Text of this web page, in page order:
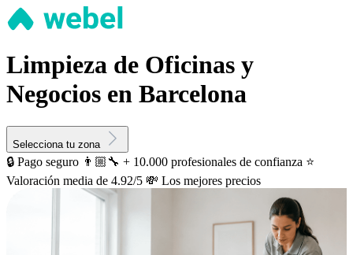
Limpieza de Oficinas y
Negocios en Barcelona
Selecciona tu zona
🔒 Pago seguro 👨🏼‍🔧 + 10.000 profesionales de confianza ⭐️
Valoración media de 4.92/5 💸 Los mejores precios